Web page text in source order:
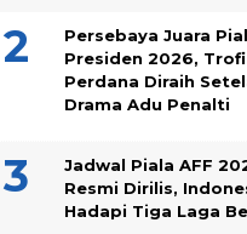
Persebaya Juara
Presiden 2026, Trofi
Perdana Diraih
Drama Adu Penalti
Jadwal Piala AFF
Resmi Dirilis,
Hadapi Tiga Laga